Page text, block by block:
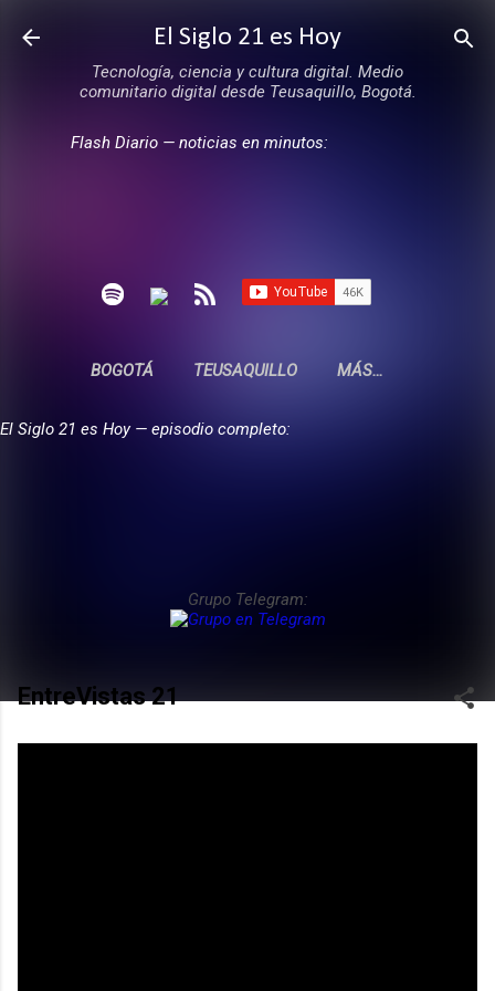
Ir al contenido principal
El Siglo 21 es Hoy
Tecnología, ciencia y cultura digital. Medio
comunitario digital desde Teusaquillo, Bogotá.
Flash Diario — noticias en minutos:
BOGOTÁ TEUSAQUILLO MÁS…
El Siglo 21 es Hoy — episodio completo:
Grupo Telegram:
EntreVistas 21